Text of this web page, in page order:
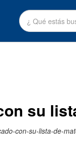
su
con-su-lista-de-